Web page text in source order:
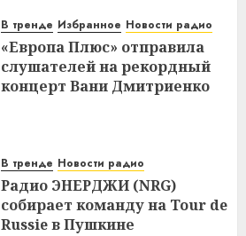
В тренде Избранное Новости радио
«Европа Плюс» отправила
слушателей на рекордный
концерт Вани Дмитриенко
В тренде Новости радио
Радио ЭНЕРДЖИ (NRG)
собирает команду на Tour de
Russie в Пушкине